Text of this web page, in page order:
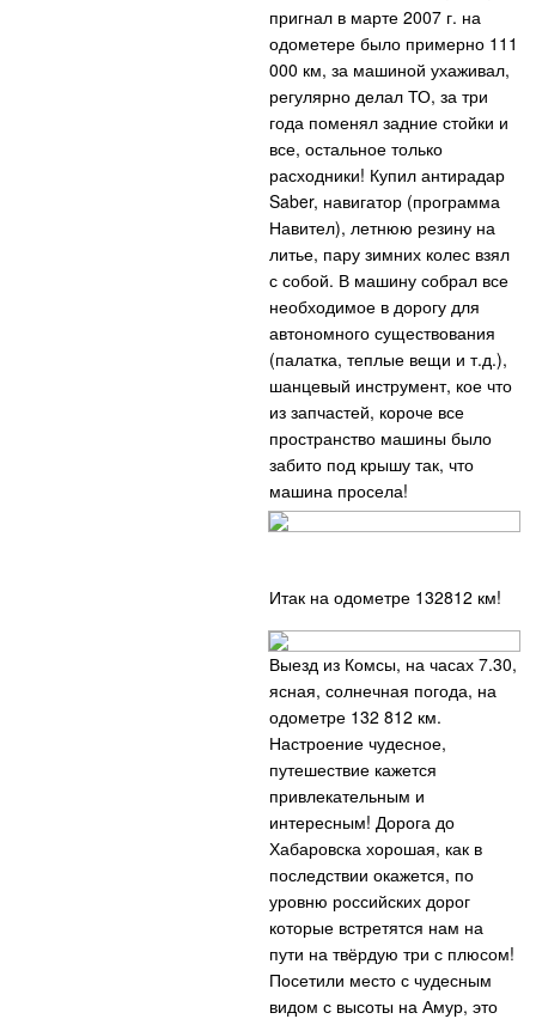
пригнал в марте 2007 г. на
одометере было примерно 111
000 км, за машиной ухаживал,
регулярно делал ТО, за три
года поменял задние стойки и
все, остальное только
расходники! Купил антирадар
Saber, навигатор (программа
Навител), летнюю резину на
литье, пару зимних колес взял
с собой. В машину собрал все
необходимое в дорогу для
автономного существования
(палатка, теплые вещи и т.д.),
шанцевый инструмент, кое что
из запчастей, короче все
пространство машины было
забито под крышу так, что
машина просела!
Итак на одометре 132812 км!
Выезд из Комсы, на часах 7.30,
ясная, солнечная погода, на
одометре 132 812 км.
Настроение чудесное,
путешествие кажется
привлекательным и
интересным! Дорога до
Хабаровска хорошая, как в
последствии окажется, по
уровню российских дорог
которые встретятся нам на
пути на твёрдую три с плюсом!
Посетили место с чудесным
видом с высоты на Амур, это